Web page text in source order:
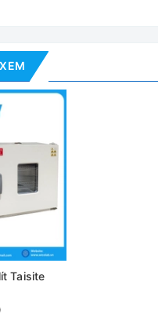
136 lít
250 độ C
±1 độ C
Pt100
Taisite